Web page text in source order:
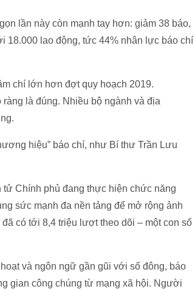
lần này còn mạnh tay hơn: giảm 38 báo,
18.000 lao động, tức 44% nhân lực báo chí
chí lớn hơn đợt quy hoạch 2019.
là đúng. Nhiều bộ ngành và địa
hiệu” báo chí, như Bí thư Trần Lưu
Chính phủ đang thực hiện chức năng
sức mạnh đa nền tảng để mở rộng ảnh
có tới 8,4 triệu lượt theo dõi – một con số
và ngôn ngữ gần gũi với số đông, báo
gian công chúng từ mạng xã hội. Người